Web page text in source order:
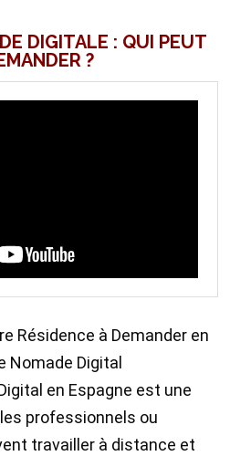
DIGITALE : QUI PEUT
?
Résidence à Demander en
Nomade Digital
en Espagne est une
professionnels ou
travailler à distance et